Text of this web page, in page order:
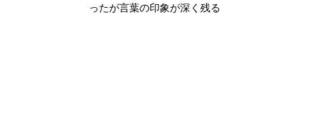
ったが言葉の印象が深く残る